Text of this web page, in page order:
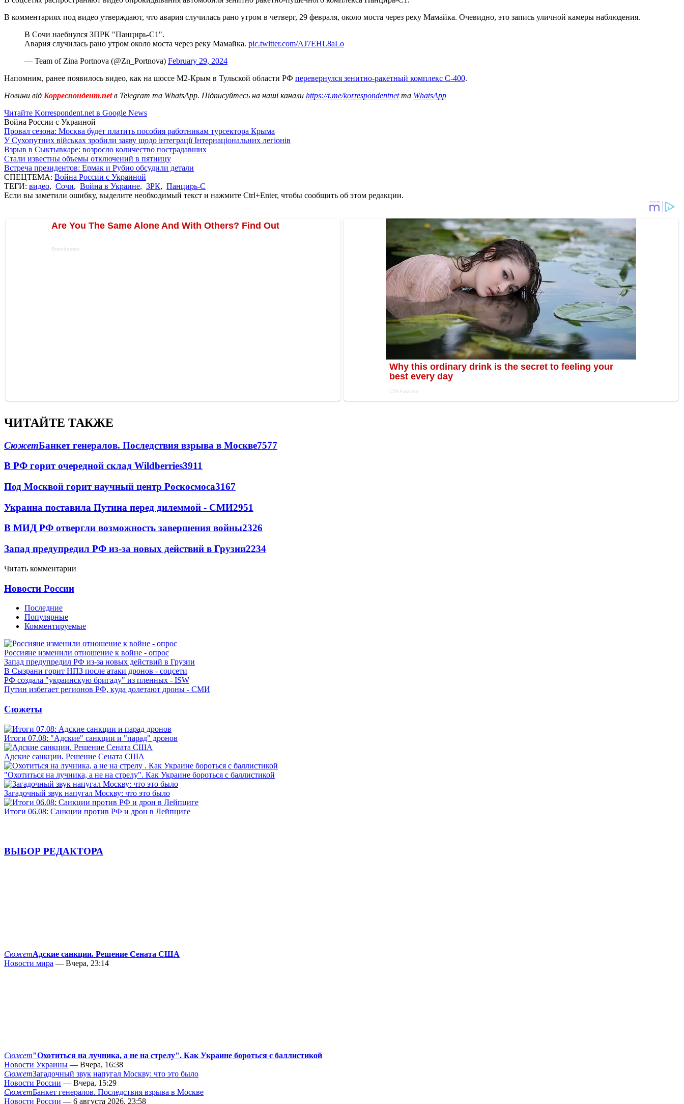
В комментариях под видео утверждают, что авария случилась рано утром в четверг, 29 февраля, около моста через реку Мамайка. Очевидно, это запись уличной камеры наблюдения.
В Сочи наебнулся ЗПРК "Панцирь-С1".
Авария случилась рано утром около моста через реку Мамайка. pic.twitter.com/AJ7EHL8aLo
— Team of Zina Portnova (@Zn_Portnova) February 29, 2024
Напомним, ранее появилось видео, как на шоссе М2-Крым в Тульской области РФ перевернулся зенитно-ракетный комплекс С-400.
Новини від Корреспондент.netв Telegram та WhatsApp. Підписуйтесь на наші канали https://t.me/korrespondentnetта WhatsApp
Читайте Korrespondent.net в Google News
Война России с Украиной
Провал сезона: Москва будет платить пособия работникам турсектора Крыма
У Сухопутних військах зробили заяву щодо інтеграції Інтернаціональних легіонів
Взрыв в Сыктывкаре: возросло количество пострадавших
Стали известны объемы отключений в пятницу
Встреча президентов: Ермак и Рубио обсудили детали
СПЕЦТЕМА: Война России с Украиной
ТЕГИ: видео, Сочи, Война в Украине, ЗРК, Панцирь-С
Если вы заметили ошибку, выделите необходимый текст и нажмите Ctrl+Enter, чтобы сообщить об этом редакции.
ЧИТАЙТЕ ТАКЖЕ
СюжетБанкет генералов. Последствия взрыва в Москве7577
В РФ горит очередной склад Wildberries3911
Под Москвой горит научный центр Роскосмоса3167
Украина поставила Путина перед дилеммой - СМИ2951
В МИД РФ отвергли возможность завершения войны2326
Запад предупредил РФ из-за новых действий в Грузии2234
Читать комментарии
Новости России
Последние
Популярные
Комментируемые
Россияне изменили отношение к войне - опрос
Запад предупредил РФ из-за новых действий в Грузии
В Сызрани горит НПЗ после атаки дронов - соцсети
РФ создала "украинскую бригаду" из пленных - ISW
Путин избегает регионов РФ, куда долетают дроны - СМИ
Сюжеты
Итоги 07.08: "Адские" санкции и "парад" дронов
Адские санкции. Решение Сената США
"Охотиться на лучника, а не на стрелу". Как Украине бороться с баллистикой
Загадочный звук напугал Москву: что это было
Итоги 06.08: Санкции против РФ и дрон в Лейпциге
ВЫБОР РЕДАКТОРА
СюжетАдские санкции. Решение Сената США
Новости мира — Вчера, 23:14
Сюжет"Охотиться на лучника, а не на стрелу". Как Украине бороться с баллистикой
Новости Украины — Вчера, 16:38
СюжетЗагадочный звук напугал Москву: что это было
Новости России — Вчера, 15:29
СюжетБанкет генералов. Последствия взрыва в Москве
Новости России — 6 августа 2026, 23:58